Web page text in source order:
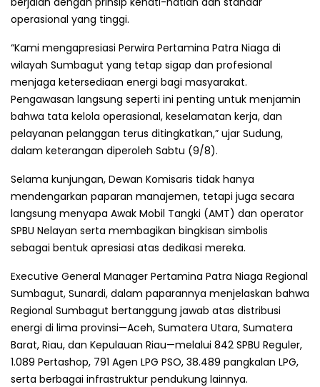
operasional yang tinggi.
“Kami mengapresiasi Perwira Pertamina Patra Niaga di
wilayah Sumbagut yang tetap sigap dan profesional
menjaga ketersediaan energi bagi masyarakat.
Pengawasan langsung seperti ini penting untuk menjamin
bahwa tata kelola operasional, keselamatan kerja, dan
pelayanan pelanggan terus ditingkatkan,” ujar Sudung,
dalam keterangan diperoleh Sabtu (9/8).
Selama kunjungan, Dewan Komisaris tidak hanya
mendengarkan paparan manajemen, tetapi juga secara
langsung menyapa Awak Mobil Tangki (AMT) dan operator
SPBU Nelayan serta membagikan bingkisan simbolis
sebagai bentuk apresiasi atas dedikasi mereka.
Executive General Manager Pertamina Patra Niaga Regional
Sumbagut, Sunardi, dalam paparannya menjelaskan bahwa
Regional Sumbagut bertanggung jawab atas distribusi
energi di lima provinsi—Aceh, Sumatera Utara, Sumatera
Barat, Riau, dan Kepulauan Riau—melalui 842 SPBU Reguler,
1.089 Pertashop, 791 Agen LPG PSO, 38.489 pangkalan LPG,
serta berbagai infrastruktur pendukung lainnya.